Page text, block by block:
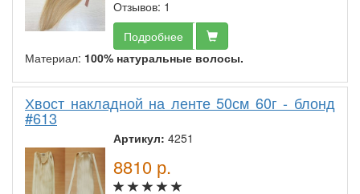
Отзывов: 1
Подробнее
Материал: 100% натуральные волосы.
Хвост накладной на ленте 50см 60г - блонд
#613
Артикул: 4251
8810 р.